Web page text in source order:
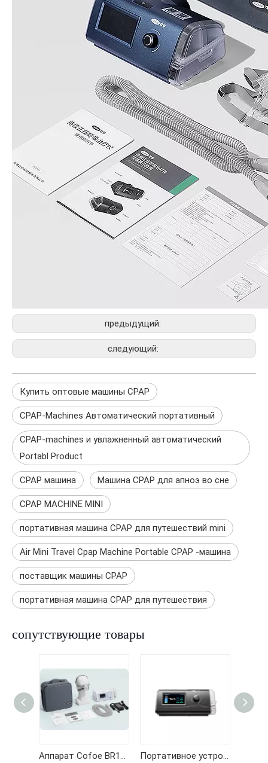
предыдущий:
следующий:
Купить оптовые машины CPAP
CPAP-Machines Автоматический портативный
CPAP-machines и увлажненный автоматический
Portabl Product
CPAP машина Машина CPAP для апноэ во сне
CPAP MACHINE MINI
портативная машина CPAP для путешествий mini
Air Mini Travel Cpap Machine Portable CPAP -машина
поставщик машины CPAP
портативная машина CPAP для путешествия
сопутствующие товары
Аппарат Cofoe BR125 BPAP для лечения апноэ во сне Портативное устройство Cofoe AR120 (серия C9) CPAP и APAP для лечения апноэ во сне